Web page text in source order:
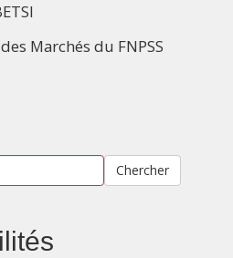
Marchés du FNPSS
Chercher